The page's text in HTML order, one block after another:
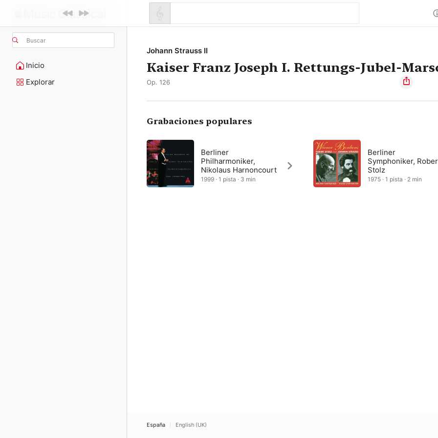
Buscar
Inicio
Explorar
Johann Strauss II
Kaiser Franz Joseph I. Rettungs-Jubel-
Op. 126
Grabaciones populares
Berliner
Philharmoniker,
Nikolaus Harnoncourt
1999 · 1 pista · 3 min
Berliner
Symphoniker,
Stolz
1975 · 1 pista · 2 min
España English (UK)